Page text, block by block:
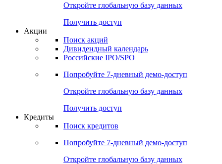
Откройте глобальную базу данных
Получить доступ
Акции
Поиск акций
Дивидендный календарь
Российские IPO/SPO
Попробуйте 7-дневный демо-доступ
Откройте глобальную базу данных
Получить доступ
Кредиты
Поиск кредитов
Попробуйте 7-дневный демо-доступ
Откройте глобальную базу данных